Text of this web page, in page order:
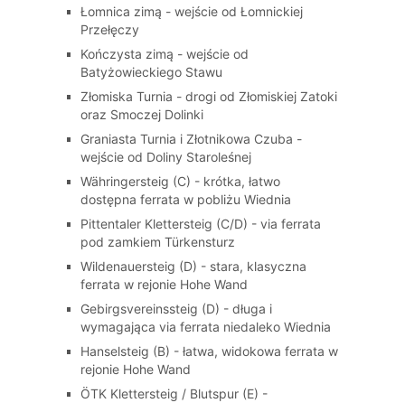
Łomnica zimą - wejście od Łomnickiej
Przełęczy
Kończysta zimą - wejście od
Batyżowieckiego Stawu
Złomiska Turnia - drogi od Złomiskiej Zatoki
oraz Smoczej Dolinki
Graniasta Turnia i Złotnikowa Czuba -
wejście od Doliny Staroleśnej
Währingersteig (C) - krótka, łatwo
dostępna ferrata w pobliżu Wiednia
Pittentaler Klettersteig (C/D) - via ferrata
pod zamkiem Türkensturz
Wildenauersteig (D) - stara, klasyczna
ferrata w rejonie Hohe Wand
Gebirgsvereinssteig (D) - długa i
wymagająca via ferrata niedaleko Wiednia
Hanselsteig (B) - łatwa, widokowa ferrata w
rejonie Hohe Wand
ÖTK Klettersteig / Blutspur (E) -